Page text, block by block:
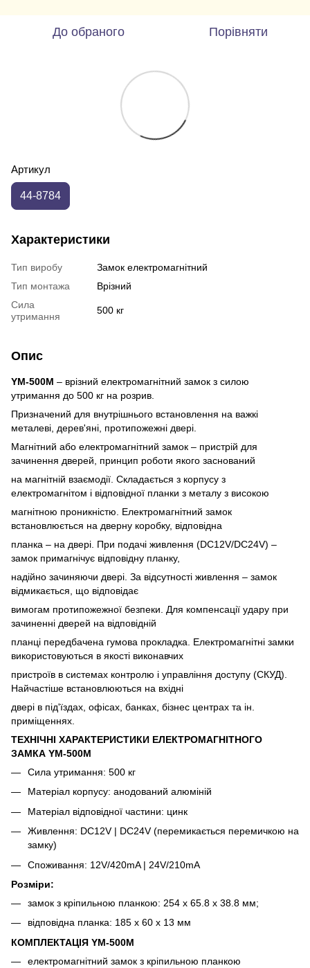
До обраного Порівняти
Артикул
44-8784
Характеристики
Тип виробу
Замок електромагнітний
Тип монтажа
Врізний
Сила
утримання
500 кг
Опис
YM-500M – врізний електромагнітний замок з силою
утримання до 500 кг на розрив.
Призначений для внутрішнього встановлення на важкі
металеві, дерев'яні, протипожежні двері.
Магнітний або електромагнітний замок – пристрій для
зачинення дверей, принцип роботи якого заснований
на магнітній взаємодії. Складається з корпусу з
електромагнітом і відповідної планки з металу з високою
магнітною проникністю. Електромагнітний замок
встановлюється на дверну коробку, відповідна
планка – на двері. При подачі живлення (DC12V/DC24V) –
замок примагнічує відповідну планку,
надійно зачиняючи двері. За відсутності живлення – замок
відмикається, що відповідає
вимогам протипожежної безпеки. Для компенсації удару при
зачиненні дверей на відповідній
планці передбачена гумова прокладка. Електромагнітні замки
використовуються в якості виконавчих
пристроїв в системах контролю і управління доступу (СКУД).
Найчастіше встановлюються на вхідні
двері в під'їздах, офісах, банках, бізнес центрах та ін.
приміщеннях.
ТЕХНІЧНІ ХАРАКТЕРИСТИКИ ЕЛЕКТРОМАГНІТНОГО
ЗАМКА YM-500M
Сила утримання: 500 кг
Матеріал корпусу: анодований алюміній
Матеріал відповідної частини: цинк
Живлення: DC12V | DC24V (перемикається перемичкою на
замку)
Споживання: 12V/420mA | 24V/210mA
Розміри:
замок з кріпильною планкою: 254 х 65.8 х 38.8 мм;
відповідна планка: 185 х 60 х 13 мм
КОМПЛЕКТАЦІЯ YM-500M
електромагнітний замок з кріпильною планкою